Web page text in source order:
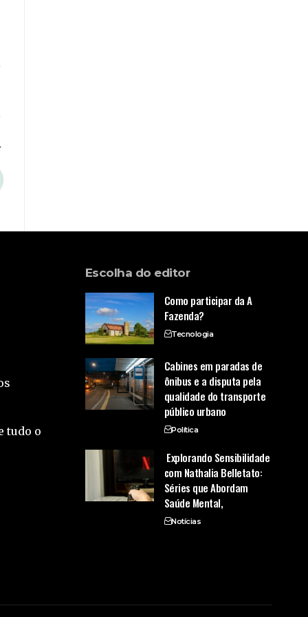
tudo o
Escolha do editor
Como participar da A
Fazenda?
Tecnologia
Cabines em paradas de
ônibus e a disputa pela
qualidade do transporte
público urbano
Política
Explorando Sensibilidade
com Nathalia Belletato:
Séries que Abordam
Saúde Mental,
Notícias